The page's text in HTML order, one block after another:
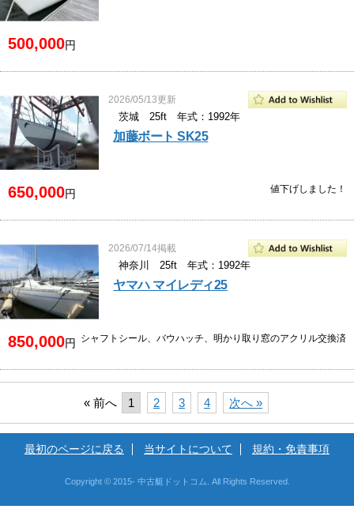
500,000円
2026/05/13更新
茨城 25ft 年式：1992年
加藤ボート SK25
650,000円 値下げしました！
2026/07/14掲載
神奈川 25ft 年式：1992年
ヤマハ マイレディ25
850,000円 シャフトシール、バウハッチ、明かり取り窓のアクリル交換済
« 前へ 1 2 3 4 次へ »
最初のページに戻る 当サイトについて 規約・免責事項
Copyright © 2015- 中古艇ドットコム. All Rights Reserved.